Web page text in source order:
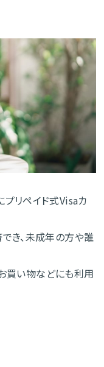
プリペイド式Visaカ
き、未成年の方や誰
買い物などにも利用